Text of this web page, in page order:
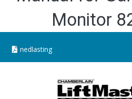
Monitor
nedlasting